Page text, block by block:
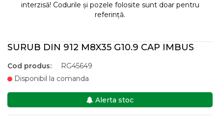
interzisă! Codurile și pozele folosite sunt doar pentru
referință.
SURUB DIN 912 M8X35 G10.9 CAP IMBUS
Cod produs:
RG45649
Disponibil la comanda
Alerta stoc